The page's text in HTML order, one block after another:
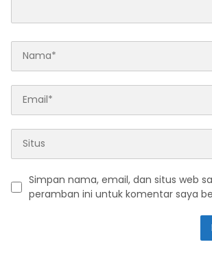
Simpan nama, email, dan situs web
peramban ini untuk komentar saya